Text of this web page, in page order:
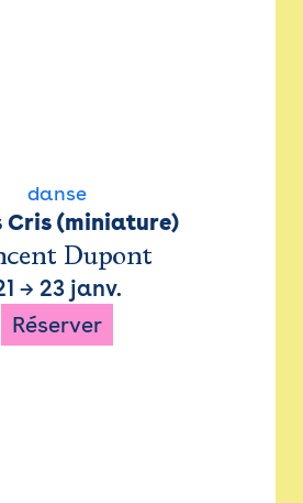
danse
Cris (miniature)
Dupont
→ 23 janv.
Réserver